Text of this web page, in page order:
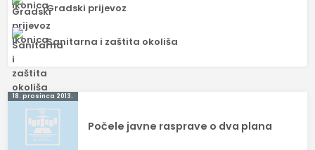
Gradski prijevoz
Sanitarna i zaštita okoliša
Navigacija
objava
18. prosinca 2013.
Počele javne rasprave o dva plana